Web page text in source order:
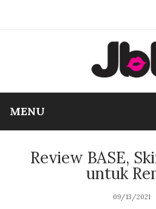
MENU
Review BASE,
untuk
09/13/2021